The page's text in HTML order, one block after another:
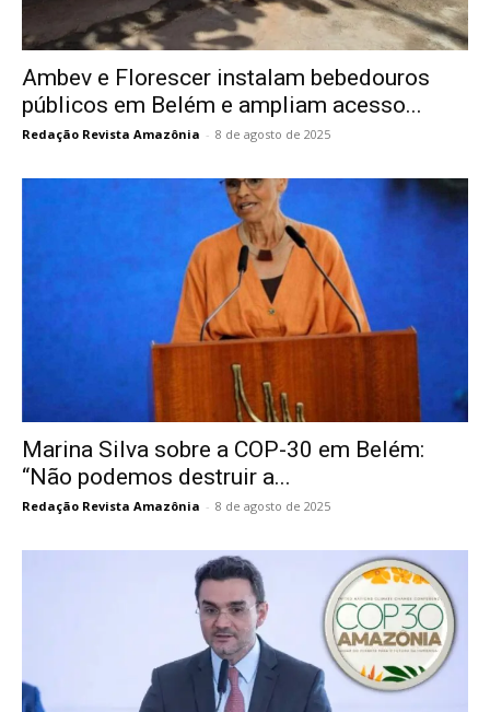
Ambev e Florescer instalam bebedouros
públicos em Belém e ampliam acesso...
Redação Revista Amazônia - 8 de agosto de 2025
Marina Silva sobre a COP-30 em Belém:
“Não podemos destruir a...
Redação Revista Amazônia - 8 de agosto de 2025